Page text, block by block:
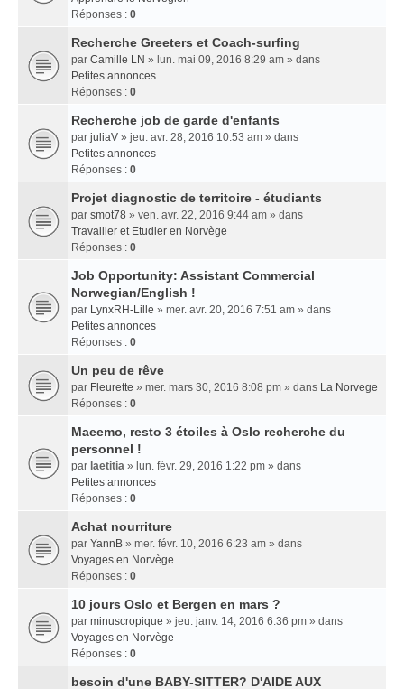
Réponses : 0
Recherche Greeters et Coach-surfing
par Camille LN » lun. mai 09, 2016 8:29 am » dans
Petites annonces
Réponses : 0
Recherche job de garde d'enfants
par juliaV » jeu. avr. 28, 2016 10:53 am » dans
Petites annonces
Réponses : 0
Projet diagnostic de territoire - étudiants
par smot78 » ven. avr. 22, 2016 9:44 am » dans
Travailler et Etudier en Norvège
Réponses : 0
Job Opportunity: Assistant Commercial
Norwegian/English !
par LynxRH-Lille » mer. avr. 20, 2016 7:51 am » dans
Petites annonces
Réponses : 0
Un peu de rêve
par Fleurette » mer. mars 30, 2016 8:08 pm » dans La Norvege
Réponses : 0
Maeemo, resto 3 étoiles à Oslo recherche du
personnel !
par laetitia » lun. févr. 29, 2016 1:22 pm » dans
Petites annonces
Réponses : 0
Achat nourriture
par YannB » mer. févr. 10, 2016 6:23 am » dans
Voyages en Norvège
Réponses : 0
10 jours Oslo et Bergen en mars ?
par minuscropique » jeu. janv. 14, 2016 6:36 pm » dans
Voyages en Norvège
Réponses : 0
besoin d'une BABY-SITTER? D'AIDE AUX